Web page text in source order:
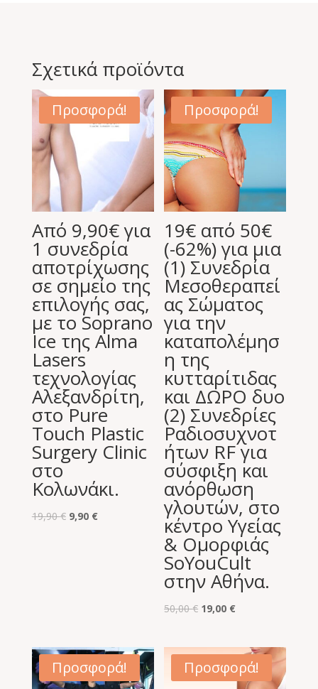
Σχετικά προϊόντα
Προσφορά!
Από 9,90€ για
1 συνεδρία
αποτρίχωσης
σε σημείο της
επιλογής σας,
με το Soprano
Ιce της Alma
Lasers
τεχνολογίας
Aλεξανδρίτη,
στο Pure
Touch Plastic
Surgery Clinic
στο
Κολωνάκι.
19,90€ Original
9,90 €Η
Προσφορά!
19€ από 50€
(-62%) για μια
(1) Συνεδρία
Μεσοθεραπεί
ας Σώματος
για την
καταπολέμησ
η της
κυτταρίτιδας
και ΔΩΡΟ δυο
(2) Συνεδρίες
Ραδιοσυχνοτ
ήτων RF για
σύσφιξη και
ανόρθωση
γλουτών, στο
κέντρο Υγείας
& Ομορφιάς
SoYouCult
στην Αθήνα.
50,00€ Original
was:
50,00 €.
19,00 €
τιμή
είναι:
19,00 €.
Προσφορά! Προσφορά!